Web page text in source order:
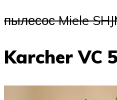
пылесос Miele
Karcher VC